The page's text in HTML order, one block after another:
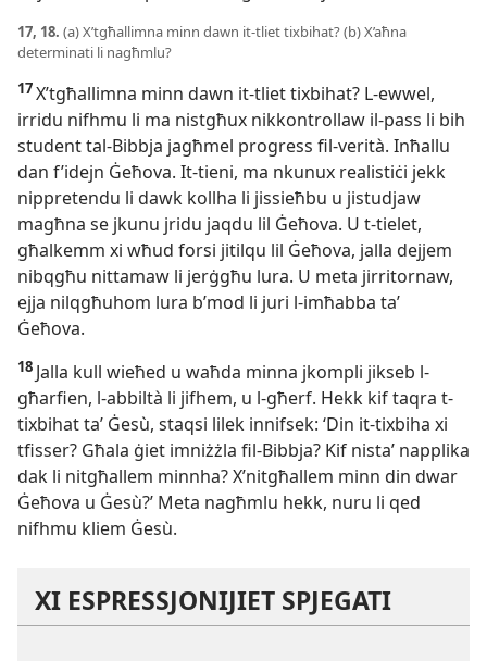
17, 18. (a) X’tgħallimna minn dawn it-tliet tixbihat? (b) X’aħna
determinati li nagħmlu?
17X’tgħallimna minn dawn it-tliet tixbihat? L-ewwel,
irridu nifhmu li ma nistgħux nikkontrollaw il-pass li bih
student tal-Bibbja jagħmel progress fil-verità. Inħallu
dan f’idejn Ġeħova. It-tieni, ma nkunux realistiċi jekk
nippretendu li dawk kollha li jissieħbu u jistudjaw
magħna se jkunu jridu jaqdu lil Ġeħova. U t-tielet,
għalkemm xi wħud forsi jitilqu lil Ġeħova, jalla dejjem
nibqgħu nittamaw li jerġgħu lura. U meta jirritornaw,
ejja nilqgħuhom lura b’mod li juri l-imħabba taʼ
Ġeħova.
18 Jalla kull wieħed u waħda minna jkompli jikseb l-
għarfien, l-abbiltà li jifhem, u l-għerf. Hekk kif taqra t-
tixbihat taʼ Ġesù, staqsi lilek innifsek: ‘Din it-tixbiha xi
tfisser? Għala ġiet imniżżla fil-Bibbja? Kif nistaʼ napplika
dak li nitgħallem minnha? X’nitgħallem minn din dwar
Ġeħova u Ġesù?’ Meta nagħmlu hekk, nuru li qed
nifhmu kliem Ġesù.
XI ESPRESSJONIJIET SPJEGATI